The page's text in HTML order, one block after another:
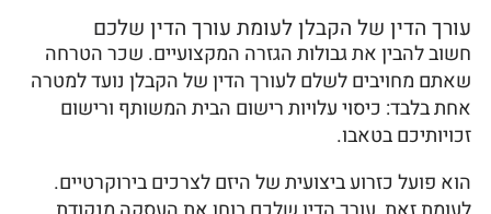
עורך הדין של הקבלן לעומת עורך הדין שלכם
חשוב להבין את גבולות הגזרה המקצועיים. שכר הטרחה
שאתם מחויבים לשלם לעורך הדין של הקבלן נועד למטרה
אחת בלבד: כיסוי עלויות רישום הבית המשותף ורישום
זכויותיכם בטאבו.
הוא פועל כזרוע ביצועית של היזם לצרכים בירוקרטיים.